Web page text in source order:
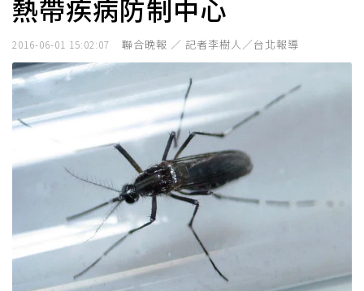
熱帶疾病防制中心
2016-06-01 15:02:07 聯合晚報 ／ 記者李樹人／台北報導